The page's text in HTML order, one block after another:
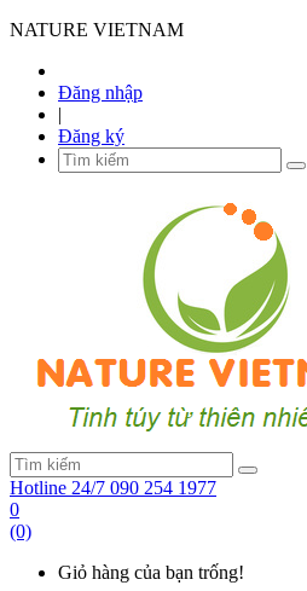
NATURE VIETNAM
Đăng nhập
|
Đăng ký
Hotline 24/7 090 254 1977
0
(0)
Giỏ hàng của bạn trống!